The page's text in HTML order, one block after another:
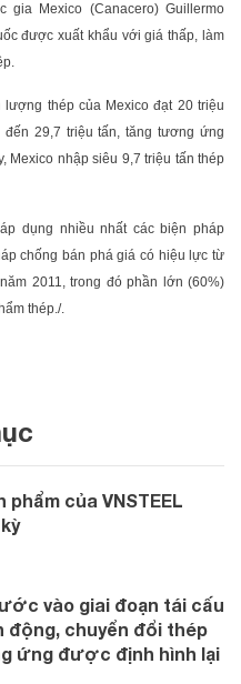
gia Mexico (Canacero) Guillermo
được xuất khẩu với giá thấp, làm
thép của Mexico đạt 20 triệu
29,7 triệu tấn, tăng tương ứng
Mexico nhập siêu 9,7 triệu tấn thép
dụng nhiều nhất các biện pháp
chống bán phá giá có hiệu lực từ
2011, trong đó phần lớn (60%)
thép./.
của VNSTEEL
vào giai đoạn tái cấu
động, chuyển đổi thép
ứng được định hình lại